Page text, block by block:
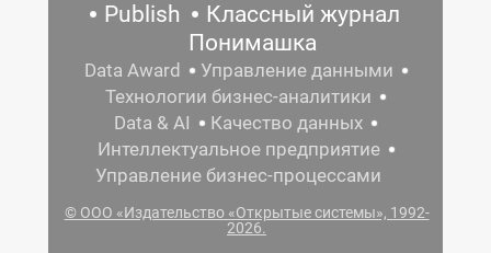
Publish
Классный журнал
Понимашка
Data Award
Управление данными
Технологии бизнес-аналитики
Data & AI
Качество данных
Интеллектуальное предприятие
Управление бизнес-процессами
© ООО «Издательство «Открытые системы», 1992-
2026.